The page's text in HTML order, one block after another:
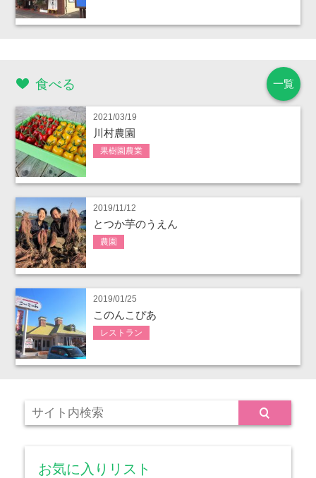
一覧
食べる
2021/03/19
川村農園
果樹園農業
2019/11/12
とつか芋のうえん
農園
2019/01/25
このんこぴあ
レストラン
お気に入りリスト